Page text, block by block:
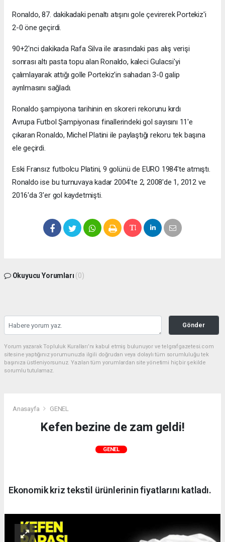
Ronaldo, 87. dakikadaki penaltı atışını gole çevirerek Portekiz'i
2-0 öne geçirdi.
90+2'nci dakikada Rafa Silva ile arasındaki pas alış verişi
sonrası altı pasta topu alan Ronaldo, kaleci Gulacsi'yi
çalımlayarak attığı golle Portekiz'in sahadan 3-0 galip
ayrılmasını sağladı.
Ronaldo şampiyona tarihinin en skoreri rekorunu kırdı
Avrupa Futbol Şampiyonası finallerindeki gol sayısını 11'e
çıkaran Ronaldo, Michel Platini ile paylaştığı rekoru tek başına
ele geçirdi.
Eski Fransız futbolcu Platini, 9 golünü de EURO 1984'te atmıştı.
Ronaldo ise bu turnuvaya kadar 2004'te 2, 2008'de 1, 2012 ve
2016'da 3'er gol kaydetmişti.
Okuyucu Yorumları (0)
Gönder
Yorum yazarak Topluluk Kuralları’nı kabul etmiş bulunuyor ve telgrafgazetesi.com
sitesine yaptığınız yorumunuzla ilgili doğrudan veya dolaylı tüm sorumluluğu tek
başınıza üstleniyorsunuz. Yazılan tüm yorumlardan site yönetimi hiçbir şekilde
sorumlu tutulamaz.
Anasayfa GENEL
Kefen bezine de zam geldi!
GENEL
Ekonomik kriz tekstil ürünlerinin fiyatlarını katladı.